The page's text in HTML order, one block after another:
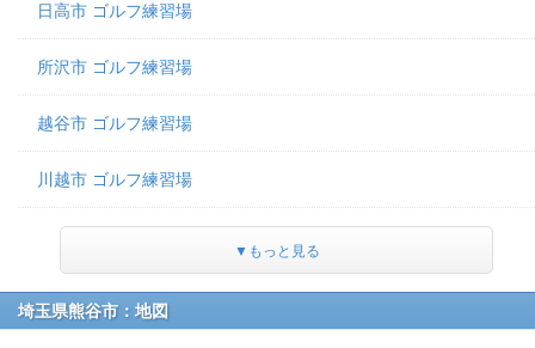
日高市 ゴルフ練習場
所沢市 ゴルフ練習場
越谷市 ゴルフ練習場
川越市 ゴルフ練習場
▼もっと見る
埼玉県熊谷市：地図